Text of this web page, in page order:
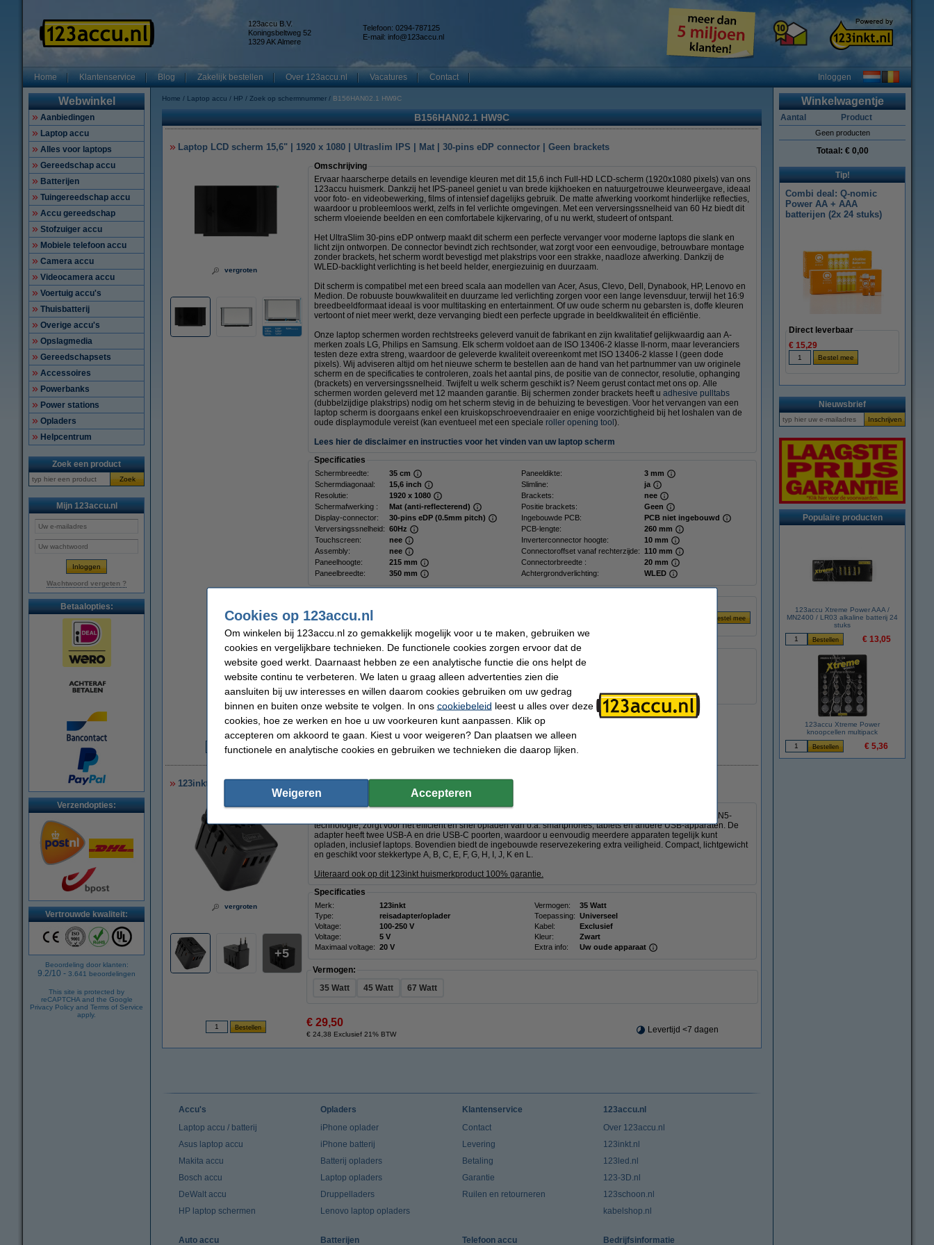
123accu B.V.
Koningsbeltweg 52
1329 AK Almere
Telefoon: 0294-787125
E-mail: info@123accu.nl
Home Klantenservice Blog Zakelijk bestellen Over 123accu.nl Vacatures Contact Inloggen
Webwinkel
Aanbiedingen
Laptop accu
Alles voor laptops
Gereedschap accu
Batterijen
Tuingereedschap accu
Accu gereedschap
Stofzuiger accu
Mobiele telefoon accu
Camera accu
Videocamera accu
Voertuig accu's
Thuisbatterij
Overige accu's
Opslagmedia
Gereedschapsets
Accessoires
Powerbanks
Power stations
Opladers
Helpcentrum
Zoek een product
Zoek
Mijn 123accu.nl
Wachtwoord vergeten ?
Betaalopties:
Verzendopties:
Vertrouwde kwaliteit:
Beoordeling door klanten:
9.2/10 - 3.641 beoordelingen
This site is protected by
reCAPTCHA and the Google
Privacy Policy and Terms of Service
apply.
Home Laptop accu HP Zoek op schermnummer B156HAN02.1 HW9C
B156HAN02.1 HW9C
Laptop LCD scherm 15,6" | 1920 x 1080 | Ultraslim IPS | Mat | 30-pins eDP connector | Geen brackets
vergroten
Omschrijving
Ervaar haarscherpe details en levendige kleuren met dit 15,6 inch Full-HD LCD-scherm (1920x1080 pixels) van ons
123accu huismerk. Dankzij het IPS-paneel geniet u van brede kijkhoeken en natuurgetrouwe kleurweergave, ideaal
voor foto- en videobewerking, films of intensief dagelijks gebruik. De matte afwerking voorkomt hinderlijke reflecties,
waardoor u probleemloos werkt, zelfs in fel verlichte omgevingen. Met een verversingssnelheid van 60 Hz biedt dit
scherm vloeiende beelden en een comfortabele kijkervaring, of u nu werkt, studeert of ontspant.
Het UltraSlim 30-pins eDP ontwerp maakt dit scherm een perfecte vervanger voor moderne laptops die slank en
licht zijn ontworpen. De connector bevindt zich rechtsonder, wat zorgt voor een eenvoudige, betrouwbare montage
zonder brackets, het scherm wordt bevestigd met plakstrips voor een strakke, naadloze afwerking. Dankzij de
WLED-backlight verlichting is het beeld helder, energiezuinig en duurzaam.
Dit scherm is compatibel met een breed scala aan modellen van Acer, Asus, Clevo, Dell, Dynabook, HP, Lenovo en
Medion. De robuuste bouwkwaliteit en duurzame led verlichting zorgen voor een lange levensduur, terwijl het 16:9
breedbeeldformaat ideaal is voor multitasking en entertainment. Of uw oude scherm nu gebarsten is, doffe kleuren
vertoont of niet meer werkt, deze vervanging biedt een perfecte upgrade in beeldkwaliteit én efficiëntie.
Onze laptop schermen worden rechtstreeks geleverd vanuit de fabrikant en zijn kwalitatief gelijkwaardig aan A-
merken zoals LG, Philips en Samsung. Elk scherm voldoet aan de ISO 13406-2 klasse II-norm, maar leveranciers
testen deze extra streng, waardoor de geleverde kwaliteit overeenkomt met ISO 13406-2 klasse I (geen dode
pixels). Wij adviseren altijd om het nieuwe scherm te bestellen aan de hand van het partnummer van uw originele
scherm en de specificaties te controleren, zoals het aantal pins, de positie van de connector, resolutie, ophanging
(brackets) en verversingssnelheid. Twijfelt u welk scherm geschikt is? Neem gerust contact met ons op. Alle
schermen worden geleverd met 12 maanden garantie. Bij schermen zonder brackets heeft u adhesive pulltabs
(dubbelzijdige plakstrips) nodig om het scherm stevig in de behuizing te bevestigen. Voor het vervangen van een
laptop scherm is doorgaans enkel een kruiskopschroevendraaier en enige voorzichtigheid bij het loshalen van de
oude displaymodule vereist (kan eventueel met een speciale roller opening tool ).
Lees hier de disclaimer en instructies voor het vinden van uw laptop scherm
Specificaties
Schermbreedte: 35 cm Paneeldikte:
3 mm
Schermdiagonaal:
15,6 inch Slimline:
ja
Resolutie:
1920 x 1080 Brackets:
nee
Schermafwerking :
Mat (anti-reflecterend) Positie brackets:
Geen
Display-connector:
30-pins eDP (0.5mm pitch) Ingebouwde PCB:
PCB niet ingebouwd
Verversingssnelheid: 60Hz PCB-lengte:
260 mm
Touchscreen:
nee Inverterconnector hoogte:
10 mm
Assembly:
nee Connectoroffset vanaf rechterzijde: 110 mm
Paneelhoogte:
215 mm Connectorbreedte :
20 mm
Paneelbreedte:
350 mm Achtergrondverlichting: WLED
Plakstrips voor laptop LCD scherm (2 stuks)
Dit product vervangt partnummers:
- 00NY687 - 00NY692
- 01YN132
- 01YN133
- 01YN134
- 02DC347
- 02DC348
- 061FT0
-Klik hier voor meer productcodes
Nu bestellen is maandag in huis
€ 54,95
€ 45,41 Exclusief 21% BTW
123inkt reisadapter/oplader 35W met 2 USB-A + 3 USB-C
vergroten
5
Met de 123inkt reisadapter 35W beschikt u over een krachtige en veelzijdige oplader. De geavanceerde GaN5-
technologie, zorgt voor het efficiënt en snel opladen van o.a. smartphones, tablets en andere USB-apparaten. De
adapter heeft twee USB-A en drie USB-C poorten, waardoor u eenvoudig meerdere apparaten tegelijk kunt
opladen, inclusief laptops. Bovendien biedt de ingebouwde reservezekering extra veiligheid. Compact, lichtgewicht
en geschikt voor stekkertype A, B, C, E, F, G, H, I, J, K en L.
Uiteraard ook op dit 123inkt huismerkproduct 100% garantie.
Specificaties
Merk: 123inkt Vermogen:
35 Watt
Type:
reisadapter/oplader Toepassing: Universeel
Voltage:
100-250 V Kabel:
Exclusief
Voltage:
5 V Kleur:
Zwart
Maximaal voltage: 20 V Extra info: Uw oude apparaat
Vermogen:
35 Watt
45 Watt 67 Watt
€ 29,50
€ 24,38 Exclusief 21% BTW Levertijd <7 dagen
Winkelwagentje
Aantal Product
Geen producten
Totaal: € 0,00
Tip!
Combi deal: Q-nomic
Power AA + AAA
batterijen (2x 24 stuks)
Direct leverbaar
€ 15,29
Nieuwsbrief
Populaire producten
123accu Xtreme Power AAA /
MN2400 / LR03 alkaline batterij 24
stuks
€ 13,05
123accu Xtreme Power
knoopcellen multipack
€ 5,36
Accu's
Laptop accu / batterij
Asus laptop accu
Makita accu
Bosch accu
DeWalt accu
HP laptop schermen
Opladers
iPhone oplader
iPhone batterij
Batterij opladers
Laptop opladers
Druppelladers
Lenovo laptop opladers
Klantenservice
Contact
Levering
Betaling
Garantie
Ruilen en retourneren
123accu.nl
Over 123accu.nl
123inkt.nl
123led.nl
123-3D.nl
123schoon.nl
kabelshop.nl
Auto accu Batterijen Telefoon accu Bedrijfsinformatie
Cookies op 123accu.nl
Om winkelen bij 123accu.nl zo gemakkelijk mogelijk voor u te maken, gebruiken we
cookies en vergelijkbare technieken. De functionele cookies zorgen ervoor dat de
website goed werkt. Daarnaast hebben ze een analytische functie die ons helpt de
website continu te verbeteren. We laten u graag alleen advertenties zien die
aansluiten bij uw interesses en willen daarom cookies gebruiken om uw gedrag
binnen en buiten onze website te volgen. In ons cookiebeleid leest u alles over deze
cookies, hoe ze werken en hoe u uw voorkeuren kunt aanpassen. Klik op
accepteren om akkoord te gaan. Kiest u voor weigeren? Dan plaatsen we alleen
functionele en analytische cookies en gebruiken we technieken die daarop lijken.
Weigeren Accepteren